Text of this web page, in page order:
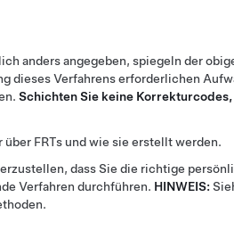
anders angegeben, spiegeln der
dieses Verfahrens erforderlichen
Schichten Sie keine
über FRTs und wie sie erstellt werden.
dass Sie die richtige
Verfahren durchführen. HINWEIS: